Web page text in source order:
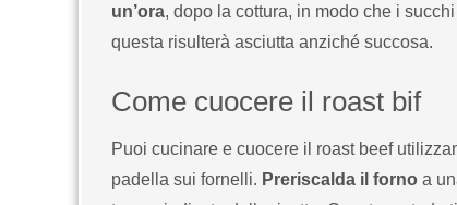
un’ora, dopo la cottura, in modo che i
questa risulterà asciutta anziché succosa.
Come cuocere il roast bif
Puoi cucinare e cuocere il roast beef
padella sui fornelli. Preriscalda il forno a